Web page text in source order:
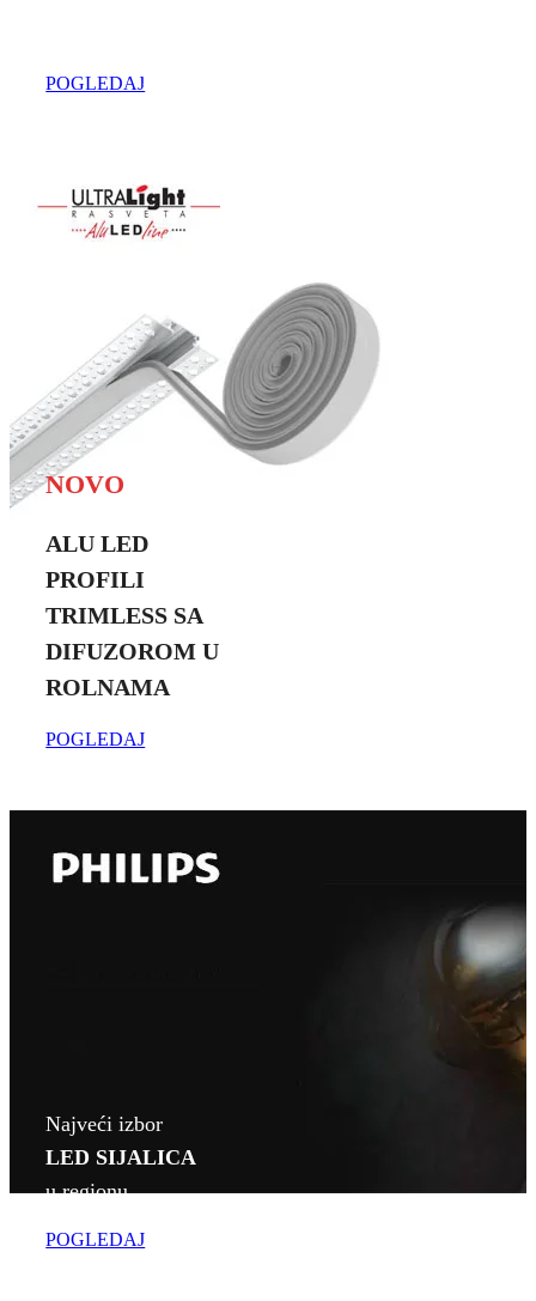
Najveći izbor
POGLEDAJ
NOVO
ALU LED
PROFILI
TRIMLESS SA
DIFUZOROM U
ROLNAMA
POGLEDAJ
Najveći izbor
LED SIJALICA
u regionu
POGLEDAJ